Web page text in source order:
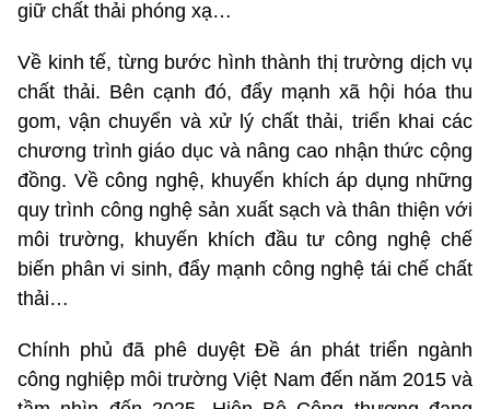
giữ chất thải phóng xạ…
Về kinh tế, từng bước hình thành thị trường dịch vụ
chất thải. Bên cạnh đó, đẩy mạnh xã hội hóa thu
gom, vận chuyển và xử lý chất thải, triển khai các
chương trình giáo dục và nâng cao nhận thức cộng
đồng. Về công nghệ, khuyến khích áp dụng những
quy trình công nghệ sản xuất sạch và thân thiện với
môi trường, khuyến khích đầu tư công nghệ chế
biến phân vi sinh, đẩy mạnh công nghệ tái chế chất
thải…
Chính phủ đã phê duyệt Đề án phát triển ngành
công nghiệp môi trường Việt Nam đến năm 2015 và